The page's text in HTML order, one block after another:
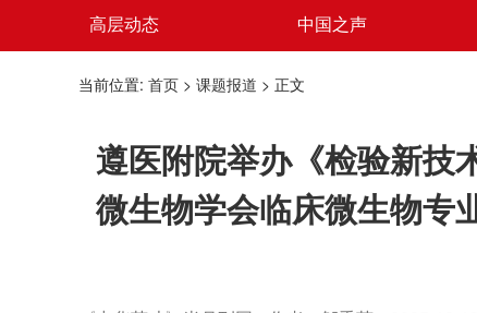
高层动态 中国之声
当前位置: 首页 > 课题报道 > 正文
遵医附院举办《检验新技
微生物学会临床微生物专